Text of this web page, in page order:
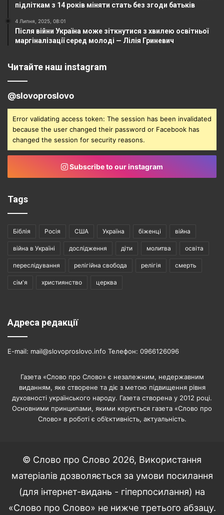
підліткам з 14 років міняти стать без згоди батьків
4 Липня, 2025, 08:01
Після війни Україна може зіткнутися з хвилею освітньої
маргіналізації серед молоді — Лілія Гриневич
Читайте наш instagram
@slovoproslovo
Error validating access token: The session has been invalidated
because the user changed their password or Facebook has
changed the session for security reasons.
Subscribe to our instagram
Tags
Біблія Росія США Україна біженці війна
війна в Україні дослідження діти молитва освіта
переслідування релігійна свобода релігія смерть
сім'я християнство церква
Адреса редакції
E-mail: mail@slovoproslovo.info Телефон: 0966126096
Газета «Слово про Слово» є незалежним, недержавним
виданням, яке створене та діє з метою підвищення рівня
духовності українського народу. Газета створена у 2012 році.
Основними принципами, якими керується газета «Слово про
Слово» в роботі є об’єктивність, актуальність.
© Слово про Слово 2026, Використання
матеріалів дозволяється за умови посилання
(для інтернет-видань - гіперпосилання) на
«Слово про Слово» не нижче третього абзацу.